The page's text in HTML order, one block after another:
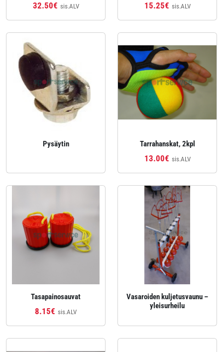
32.50€ sis.ALV 15.25€ sis.ALV
Pysäytin Tarrahanskat, 2kpl
13.00€ sis.ALV
Tasapainosauvat
8.15€ sis.ALV
Vasaroiden kuljetusvaunu –
yleisurheilu